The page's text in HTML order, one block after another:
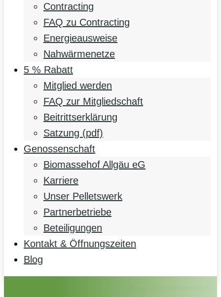
Contracting
FAQ zu Contracting
Energieausweise
Nahwärmenetze
5 % Rabatt
Mitglied werden
FAQ zur Mitgliedschaft
Beitrittserklärung
Satzung (pdf)
Genossenschaft
Biomassehof Allgäu eG
Karriere
Unser Pelletswerk
Partnerbetriebe
Beteiligungen
Kontakt & Öffnungszeiten
Blog